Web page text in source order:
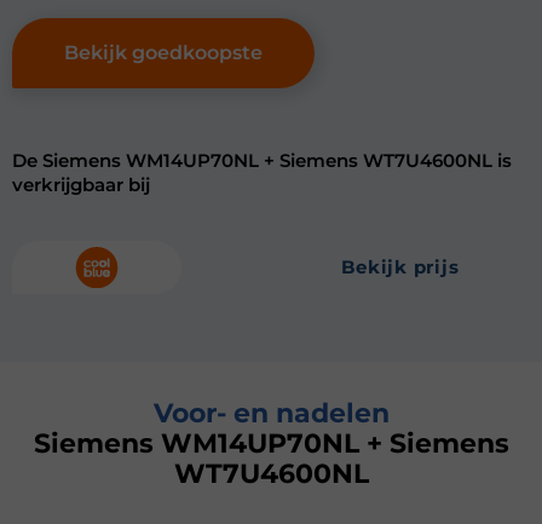
Bekijk goedkoopste
De Siemens WM14UP70NL + Siemens WT7U4600NL is
verkrijgbaar bij
bekijk prijs
Voor- en nadelen
Siemens WM14UP70NL + Siemens
WT7U4600NL